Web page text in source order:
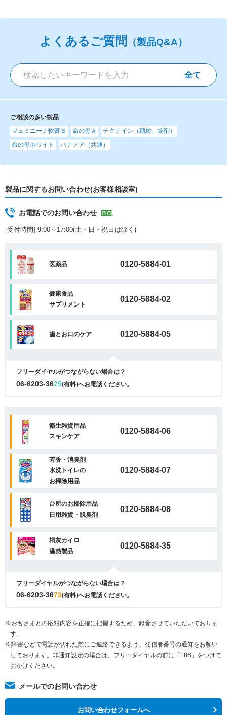
よくあるご質問 （製品Q&A）
ご相談の多い製品
フェミニーナ軟膏Ｓ
命の母Ａ
チクナイン（顆粒、錠剤）
命の母ホワイト
ハナノア（共通）
製品に関するお問い合わせ(お客様相談室)
お電話でのお問い合わせ
[受付時間] 9:00～17:00(土・日・祝日は除く)
医薬品 0120-5884-01
健康食品
サプリメント
0120-5884-02
歯とお口のケア 0120-5884-05
フリーダイヤルがつながらない場合は？
06-6203-3625(有料)へお電話ください。
衛生雑貨用品
スキンケア
0120-5884-06
芳香・消臭剤
水洗トイレの
お掃除用品
0120-5884-07
台所のお掃除用品
日用雑貨・脱臭剤
0120-5884-08
桐灰カイロ
温熱製品
0120-5884-35
フリーダイヤルがつながらない場合は？
06-6203-3673(有料)へお電話ください。
※お客さまとの応対内容を正確に把握するため、録音させていただいておりま
す。
※障害などで電話が切れた際にご連絡できるよう、発信者番号の通知をお願い
しております。非通知設定の場合は、フリーダイヤルの前に「186」をつけて
おかけください。
メールでのお問い合わせ
お問い合わせフォームへ